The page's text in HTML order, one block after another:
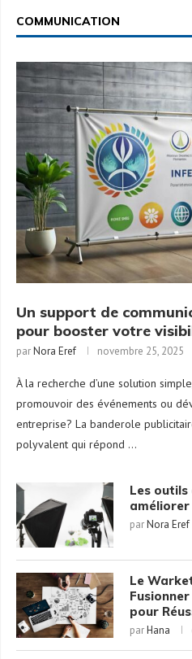
COMMUNICATION
Un support de
pour booster votre
parNora Eref novembre 25, 2025
À la recherche d’une solution
promouvoir des événements ou
entreprise? La banderole
polyvalent qui répond …
Les
parNora Eref
Le
pour
parHana